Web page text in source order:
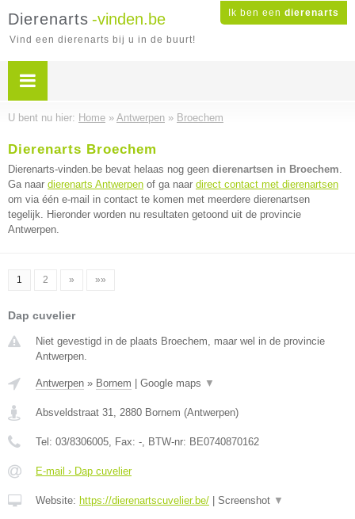
Ik ben een dierenarts
Dierenarts -vinden.be
Vind een dierenarts bij u in de buurt!
U bent nu hier: Home » Antwerpen » Broechem
Dierenarts Broechem
Dierenarts-vinden.be bevat helaas nog geen dierenartsen in Broechem.
Ga naar dierenarts Antwerpen of ga naar direct contact met dierenartsen
om via één e-mail in contact te komen met meerdere dierenartsen
tegelijk. Hieronder worden nu resultaten getoond uit de provincie
Antwerpen.
1 2 » »»
Dap cuvelier
Niet gevestigd in de plaats Broechem, maar wel in de provincie
Antwerpen.
Antwerpen » Bornem Google maps ▼
Absveldstraat 31, 2880 Bornem (Antwerpen)
Tel: 03/8306005, Fax: -, BTW-nr: BE0740870162
E-mail › Dap cuvelier
Website: https://dierenartscuvelier.be/ Screenshot ▼